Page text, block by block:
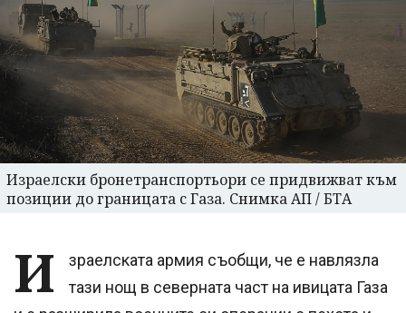
Израелски бронетранспортьори се придвижват към
позиции до границата с Газа. Снимка АП / БТА
И
зраелската армия съобщи, че е навлязла
тази нощ в северната част на ивицата Газа